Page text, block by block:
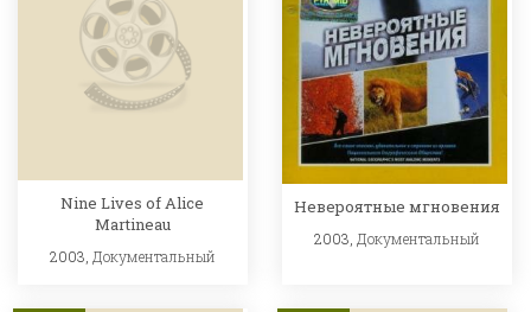
Nine Lives of Alice
Martineau
2003, Документальный
Невероятные мгновения
2003, Документальный